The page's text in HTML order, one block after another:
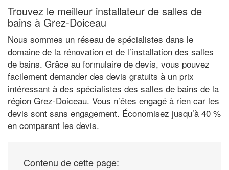
Trouvez le meilleur installateur de salles de
bains à Grez-Doiceau
Nous sommes un réseau de spécialistes dans le
domaine de la rénovation et de l’installation des salles
de bains. Grâce au formulaire de devis, vous pouvez
facilement demander des devis gratuits à un prix
intéressant à des spécialistes des salles de bains de la
région Grez-Doiceau. Vous n’êtes engagé à rien car les
devis sont sans engagement. Économisez jusqu’à 40 %
en comparant les devis.
Contenu de cette page: